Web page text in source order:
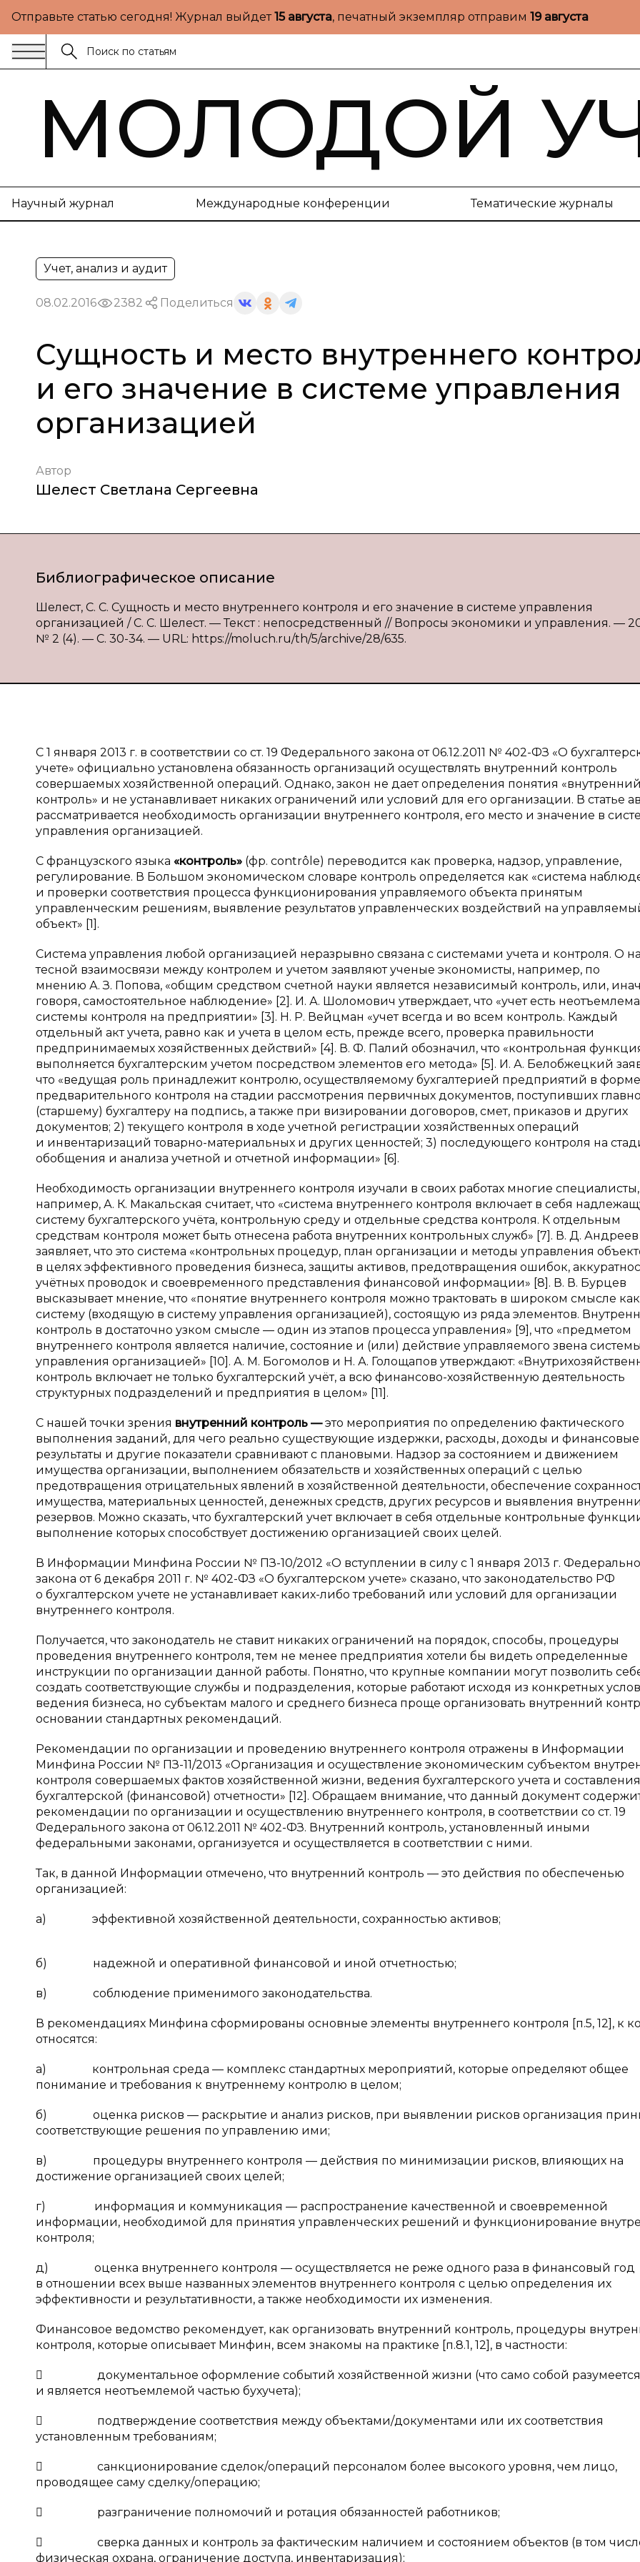
Отправьте статью сегодня! Журнал выйдет15 августа, печатный экземпляр отправим 19 августа
МОЛОДОЙ
Научный журнал Международные конференции Тематические журналы
Учет, анализ и аудит
08.02.2016 2382 Поделиться
Сущность и место внутреннего
и его значение в системе управления
организацией
Автор
Шелест Светлана Сергеевна
Библиографическое описание
Шелест, С. С. Сущность и место внутреннего контроля и его значение в системе управления
организацией / С. С. Шелест. — Текст : непосредственный // Вопросы экономики и управления. —
№ 2 (4). — С. 30-34. — URL: https://moluch.ru/th/5/archive/28/635.
С 1 января 2013 г. в соответствии со ст. 19 Федерального закона от 06.12.2011 № 402-ФЗ «О
учете» официально установлена обязанность организаций осуществлять внутренний контроль
совершаемых хозяйственной операций. Однако, закон не дает определения понятия «внутренний
контроль» и не устанавливает никаких ограничений или условий для его организации. В статье
рассматривается необходимость организации внутреннего контроля, его место и значение в
управления организацией.
С французского языка «контроль» (фр. contrôle) переводится как проверка, надзор, управление,
регулирование. В Большом экономическом словаре контроль определяется как «система
и проверки соответствия процесса функционирования управляемого объекта принятым
управленческим решениям, выявление результатов управленческих воздействий на
объект» [1].
Система управления любой организацией неразрывно связана с системами учета и контроля. О
тесной взаимосвязи между контролем и учетом заявляют ученые экономисты, например, по
мнению А. З. Попова, «общим средством счетной науки является независимый контроль, или,
говоря, самостоятельное наблюдение» [2]. И. А. Шоломович утверждает, что «учет есть
системы контроля на предприятии» [3]. Н. Р. Вейцман «учет всегда и во всем контроль. Каждый
отдельный акт учета, равно как и учета в целом есть, прежде всего, проверка правильности
предпринимаемых хозяйственных действий» [4]. В. Ф. Палий обозначил, что «контрольная
выполняется бухгалтерским учетом посредством элементов его метода» [5]. И. А. Белобжецкий
что «ведущая роль принадлежит контролю, осуществляемому бухгалтерией предприятий в
предварительного контроля на стадии рассмотрения первичных документов, поступивших
(старшему) бухгалтеру на подпись, а также при визировании договоров, смет, приказов и других
документов; 2) текущего контроля в ходе учетной регистрации хозяйственных операций
и инвентаризаций товарно-материальных и других ценностей; 3) последующего контроля на
обобщения и анализа учетной и отчетной информации» [6].
Необходимость организации внутреннего контроля изучали в своих работах многие специалисты,
например, А. К. Макальская считает, что «система внутреннего контроля включает в себя
систему бухгалтерского учёта, контрольную среду и отдельные средства контроля. К отдельным
средствам контроля может быть отнесена работа внутренних контрольных служб» [7]. В. Д. Андреев
заявляет, что это система «контрольных процедур, план организации и методы управления
в целях эффективного проведения бизнеса, защиты активов, предотвращения ошибок,
учётных проводок и своевременного представления финансовой информации» [8]. В. В. Бурцев
высказывает мнение, что «понятие внутреннего контроля можно трактовать в широком смысле как
систему (входящую в систему управления организацией), состоящую из ряда элементов.
контроль в достаточно узком смысле — один из этапов процесса управления» [9], что «предметом
внутреннего контроля является наличие, состояние и (или) действие управляемого звена системы
управления организацией» [10]. А. М. Богомолов и Н. А. Голощапов утверждают:
контроль включает не только бухгалтерский учёт, а всю финансово-хозяйственную деятельность
структурных подразделений и предприятия в целом» [11].
С нашей точки зрения внутренний контроль —это мероприятия по определению фактического
выполнения заданий, для чего реально существующие издержки, расходы, доходы и финансовые
результаты и другие показатели сравнивают с плановыми. Надзор за состоянием и движением
имущества организации, выполнением обязательств и хозяйственных операций с целью
предотвращения отрицательных явлений в хозяйственной деятельности, обеспечение
имущества, материальных ценностей, денежных средств, других ресурсов и выявления
резервов. Можно сказать, что бухгалтерский учет включает в себя отдельные контрольные
выполнение которых способствует достижению организацией своих целей.
В Информации Минфина России № ПЗ-10/2012 «О вступлении в силу с 1 января 2013 г.
закона от 6 декабря 2011 г. № 402-ФЗ «О бухгалтерском учете» сказано, что законодательство РФ
о бухгалтерском учете не устанавливает каких-либо требований или условий для организации
внутреннего контроля.
Получается, что законодатель не ставит никаких ограничений на порядок, способы, процедуры
проведения внутреннего контроля, тем не менее предприятия хотели бы видеть определенные
инструкции по организации данной работы. Понятно, что крупные компании могут позволить
создать соответствующие службы и подразделения, которые работают исходя из конкретных
ведения бизнеса, но субъектам малого и среднего бизнеса проще организовать внутренний
основании стандартных рекомендаций.
Рекомендации по организации и проведению внутреннего контроля отражены в Информации
Минфина России № ПЗ-11/2013 «Организация и осуществление экономическим субъектом
контроля совершаемых фактов хозяйственной жизни, ведения бухгалтерского учета и составления
бухгалтерской (финансовой) отчетности» [12]. Обращаем внимание, что данный документ
рекомендации по организации и осуществлению внутреннего контроля, в соответствии со ст. 19
Федерального закона от 06.12.2011 № 402-ФЗ. Внутренний контроль, установленный иными
федеральными законами, организуется и осуществляется в соответствии с ними.
Так, в данной Информации отмечено, что внутренний контроль — это действия по обеспеченью
организацией:
а) эффективной хозяйственной деятельности, сохранностью активов;
б) надежной и оперативной финансовой и иной отчетностью;
в) соблюдение применимого законодательства.
В рекомендациях Минфина сформированы основные элементы внутреннего контроля [п.5, 12], к
относятся:
а) контрольная среда — комплекс стандартных мероприятий, которые определяют общее
понимание и требования к внутреннему контролю в целом;
б) оценка рисков — раскрытие и анализ рисков, при выявлении рисков организация
соответствующие решения по управлению ими;
в) процедуры внутреннего контроля — действия по минимизации рисков, влияющих на
достижение организацией своих целей;
г) информация и коммуникация — распространение качественной и своевременной
информации, необходимой для принятия управленческих решений и функционирование
контроля;
д) оценка внутреннего контроля — осуществляется не реже одного раза в финансовый год
в отношении всех выше названных элементов внутреннего контроля с целью определения их
эффективности и результативности, а также необходимости их изменения.
Финансовое ведомство рекомендует, как организовать внутренний контроль, процедуры
контроля, которые описывает Минфин, всем знакомы на практике [п.8.1, 12], в частности:
 документальное оформление событий хозяйственной жизни (что само собой разумеется
и является неотъемлемой частью бухучета);
 подтверждение соответствия между объектами/документами или их соответствия
установленным требованиям;
 санкционирование сделок/операций персоналом более высокого уровня, чем лицо,
проводящее саму сделку/операцию;
 разграничение полномочий и ротация обязанностей работников;
 сверка данных и контроль за фактическим наличием и состоянием объектов (в том
физическая охрана, ограничение доступа, инвентаризация);